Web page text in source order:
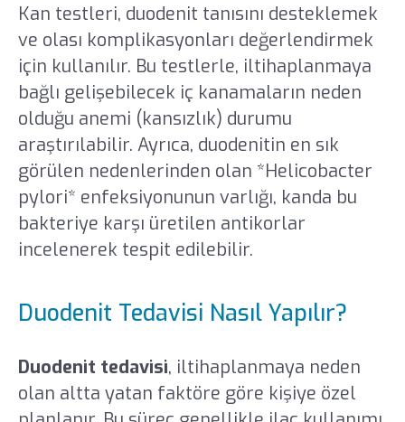
Kan testleri, duodenit tanısını desteklemek
ve olası komplikasyonları değerlendirmek
için kullanılır. Bu testlerle, iltihaplanmaya
bağlı gelişebilecek iç kanamaların neden
olduğu anemi (kansızlık) durumu
araştırılabilir. Ayrıca, duodenitin en sık
görülen nedenlerinden olan *Helicobacter
pylori* enfeksiyonunun varlığı, kanda bu
bakteriye karşı üretilen antikorlar
incelenerek tespit edilebilir.
Duodenit Tedavisi Nasıl Yapılır?
Duodenit tedavisi, iltihaplanmaya neden
olan altta yatan faktöre göre kişiye özel